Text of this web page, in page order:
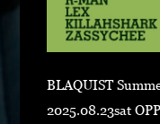
BLAQUIST
2025.08.23sat OPPA-LA 〒251-0035 神奈川県藤沢